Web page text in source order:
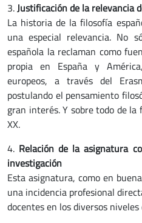
3.Justificación de la relevancia
La historia de la filosofía
una especial relevancia. No
española la reclaman como
propia en España y
europeos, a través del
postulando el pensamiento
gran interés. Y sobre todo de
XX.
4. Relación de la asignatura
investigación
Esta asignatura, como en
una incidencia profesional
docentes en los diversos